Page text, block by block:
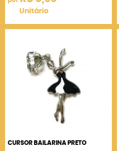
Unitário
CURSOR BAILARINA PRETO